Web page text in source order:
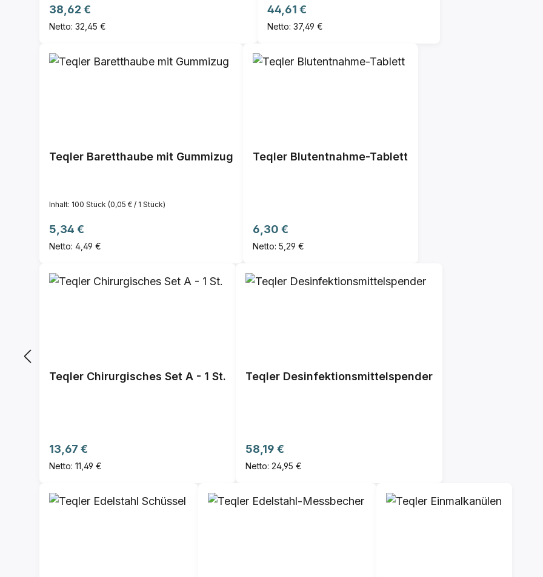
Regulärer Preis:
38,62 €
Netto: 32,45 €
Regulärer Preis:
44,61 €
Netto: 37,49 €
Teqler Baretthaube mit Gummizug
Inhalt: 100 Stück (0,05 € / 1 Stück)
Regulärer Preis:
5,34 €
Netto: 4,49 €
Teqler Blutentnahme-Tablett
Regulärer Preis:
6,30 €
Netto: 5,29 €
Teqler Chirurgisches Set A - 1 St.
Regulärer Preis:
13,67 €
Netto: 11,49 €
Teqler Desinfektionsmittelspender
Regulärer Preis:
58,19 €
Netto: 24,95 €